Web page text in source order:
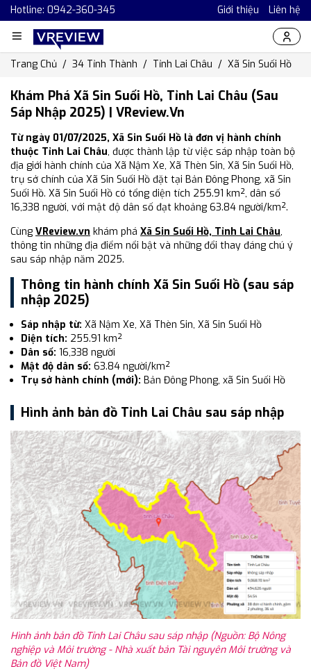
Hotline: 0942-360-345 Giới thiệu Liên hệ
Trang Chủ 34 Tỉnh Thành Tỉnh Lai Châu Xã Sin Suối Hồ
Khám Phá Xã Sin Suối Hồ, Tỉnh Lai Châu (Sau
Sáp Nhập 2025) | VReview.vn
Từ ngày 01/07/2025, Xã Sin Suối Hồ là đơn vị hành chính
thuộc Tỉnh Lai Châu, được thành lập từ việc sáp nhập toàn bộ
địa giới hành chính của Xã Nậm Xe, Xã Thèn Sin, Xã Sin Suối Hồ,
trụ sở chính của Xã Sin Suối Hồ đặt tại Bản Đông Phong, xã Sin
Suối Hồ. Xã Sin Suối Hồ có tổng diện tích 255.91 km², dân số
16,338 người, với mật độ dân số đạt khoảng 63.84 người/km².
Cùng VReview.vn khám phá Xã Sin Suối Hồ, Tỉnh Lai Châu,
thông tin những địa điểm nổi bật và những đổi thay đáng chú ý
sau sáp nhập năm 2025.
Thông tin hành chính Xã Sin Suối Hồ (sau sáp
nhập 2025)
Sáp nhập từ: Xã Nậm Xe, Xã Thèn Sin, Xã Sin Suối Hồ
Diện tích: 255.91 km²
Dân số: 16,338 người
Mật độ dân số: 63.84 người/km²
Trụ sở hành chính (mới): Bản Đông Phong, xã Sin Suối Hồ
Hình ảnh bản đồ Tỉnh Lai Châu sau sáp nhập
Hình ảnh bản đồ Tỉnh Lai Châu sau sáp nhập (Nguồn: Bộ Nông
nghiệp và Môi trường - Nhà xuất bản Tài nguyên Môi trường và
Bản đồ Việt Nam)